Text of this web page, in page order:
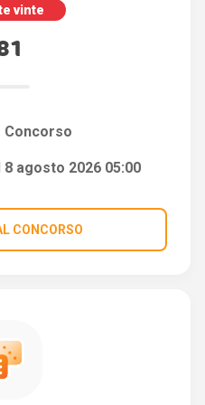
vinte
Concorso
8 agosto 2026 05:00
CONCORSO